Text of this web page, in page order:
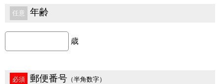
任意 年齢
歳
必須 郵便番号 （半角数字）